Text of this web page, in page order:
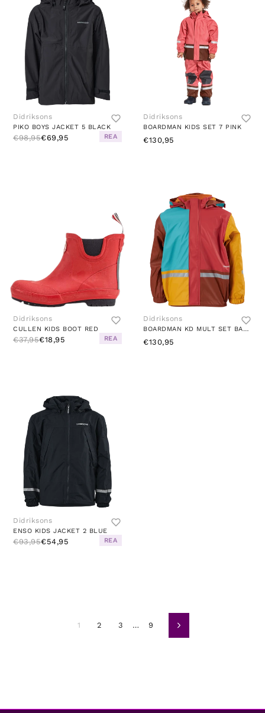
Didriksons
PIKO BOYS JACKET 5 BLACK
€98,95€69,95 REA
Didriksons
BOARDMAN KIDS SET 7 PINK
€130,95
Didriksons
CULLEN KIDS BOOT RED
€37,95€18,95 REA
Didriksons
BOARDMAN KD MULT SET BAKED PINK
€130,95
Didriksons
ENSO KIDS JACKET 2 BLUE
€93,95€54,95 REA
1 2 3 … 9 Seuraava